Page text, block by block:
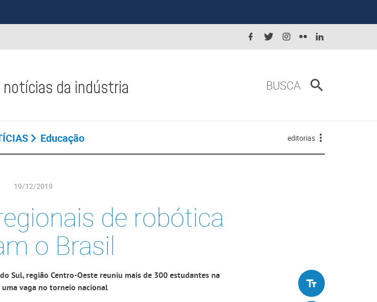
notícias da indústria BUSCA
Educação editorias
19/12/2019
de robótica
o Brasil
Sul, região Centro-Oeste reuniu mais de 300 estudantes na
vaga no torneio nacional